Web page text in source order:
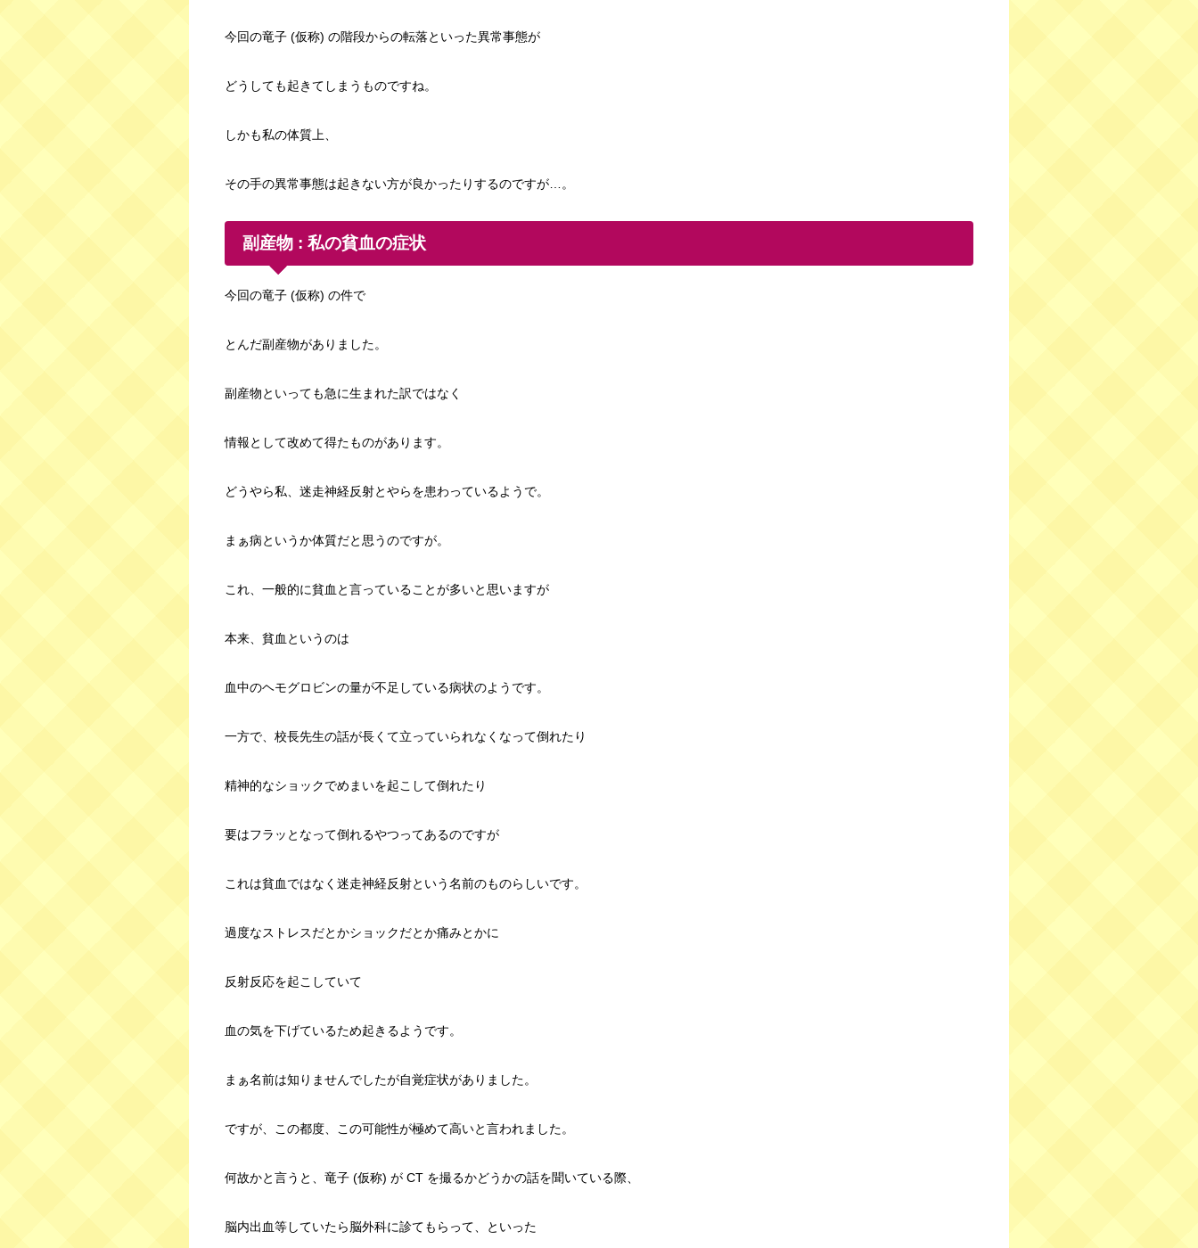
今回の竜子 (仮称) の階段からの転落といった異常事態が
どうしても起きてしまうものですね。
しかも私の体質上、
その手の異常事態は起きない方が良かったりするのですが…。
副産物 : 私の貧血の症状
今回の竜子 (仮称) の件で
とんだ副産物がありました。
副産物といっても急に生まれた訳ではなく
情報として改めて得たものがあります。
どうやら私、迷走神経反射とやらを患わっているようで。
まぁ病というか体質だと思うのですが。
これ、一般的に貧血と言っていることが多いと思いますが
本来、貧血というのは
血中のヘモグロビンの量が不足している病状のようです。
一方で、校長先生の話が長くて立っていられなくなって倒れたり
精神的なショックでめまいを起こして倒れたり
要はフラッとなって倒れるやつってあるのですが
これは貧血ではなく迷走神経反射という名前のものらしいです。
過度なストレスだとかショックだとか痛みとかに
反射反応を起こしていて
血の気を下げているため起きるようです。
まぁ名前は知りませんでしたが自覚症状がありました。
ですが、この都度、この可能性が極めて高いと言われました。
何故かと言うと、竜子 (仮称) が CT を撮るかどうかの話を聞いている際、
脳内出血等していたら脳外科に診てもらって、といった